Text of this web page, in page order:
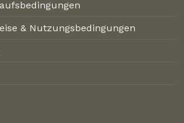
& Nutzungsbedingungen